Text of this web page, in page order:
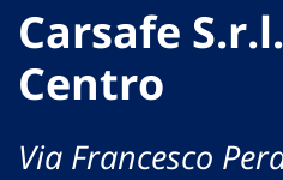
Carsafe
Centro
Via Francesco